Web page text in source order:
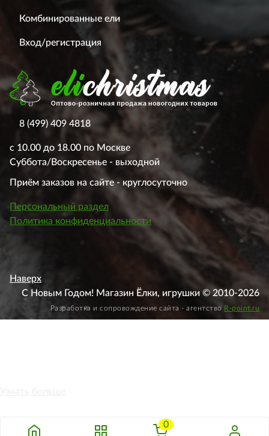
Комбинированные ели
Вход/регистрация
8 (499) 409 4818
с 10.00 до 18.00 по Москве
Суббота/Воскресенье - выходной
Приём заказов на сайте - круглосуточно
Персональный раздел
Политика конфиденциальности
Наверх
С Новым Годом! Магазин Ёлки, игрушки © 2010-2026
Разработка и сопровождение сайта - агентство R-point.ru
0
Минимальные
Аналитические/Функциональные